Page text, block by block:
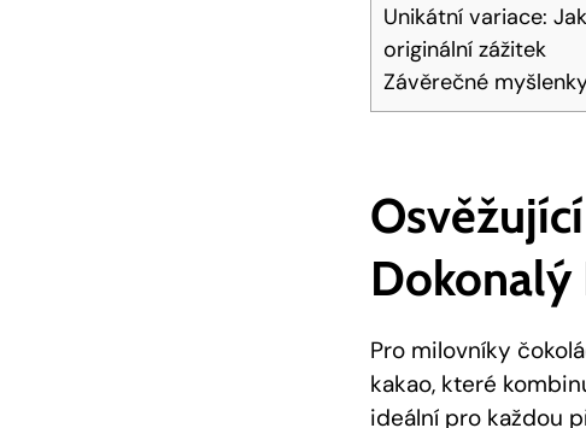
Unikátní ‌variace:
originální zážitek
Závěrečné​
Pro milovníky
‌kakao,⁤ které
ideální pro každou​